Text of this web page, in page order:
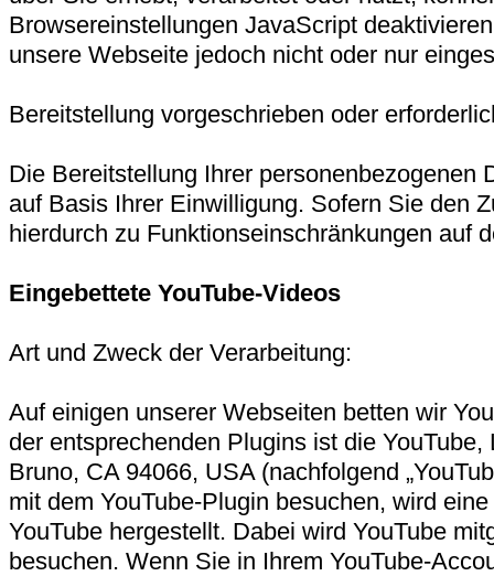
Browsereinstellungen JavaScript
unsere Webseite jedoch nicht oder nur
Bereitstellung vorgeschrieben oder
Die Bereitstellung Ihrer personenbezogenen
auf Basis Ihrer Einwilligung. Sofern Sie den
hierdurch zu Funktionseinschränkungen auf
Eingebettete YouTube-Videos
Art und Zweck der Verarbeitung:
Auf einigen unserer Webseiten betten wir
der entsprechenden Plugins ist die
Bruno, CA 94066, USA (nachfolgend
mit dem YouTube-Plugin besuchen, wird
YouTube hergestellt. Dabei wird YouTube
besuchen. Wenn Sie in Ihrem YouTube-